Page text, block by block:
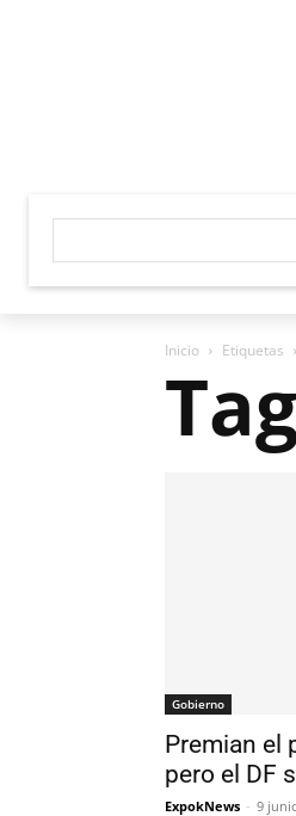
Inicio Etiquetas
Gobierno
Premian el
pero el DF
ExpokNews - 9